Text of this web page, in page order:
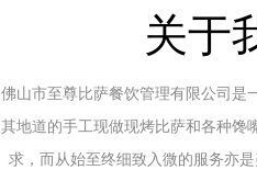
关于
佛山市至尊比萨餐饮管理有限公司是
其地道的手工现做现烤比萨和各种馋
求，而从始至终细致入微的服务亦